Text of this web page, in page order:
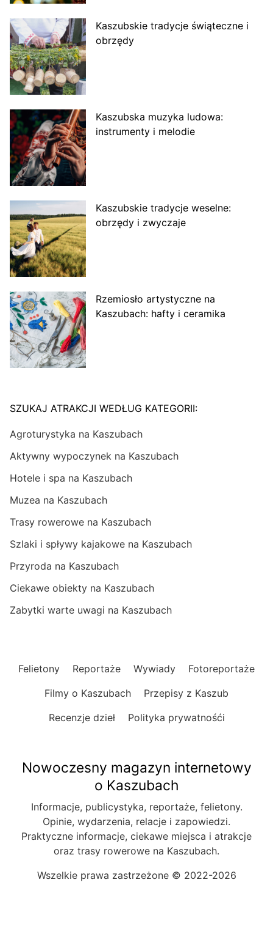
Kaszubskie tradycje świąteczne i
obrzędy
Kaszubska muzyka ludowa:
instrumenty i melodie
Kaszubskie tradycje weselne:
obrzędy i zwyczaje
Rzemiosło artystyczne na
Kaszubach: hafty i ceramika
SZUKAJ ATRAKCJI WEDŁUG KATEGORII:
Agroturystyka na Kaszubach
Aktywny wypoczynek na Kaszubach
Hotele i spa na Kaszubach
Muzea na Kaszubach
Trasy rowerowe na Kaszubach
Szlaki i spływy kajakowe na Kaszubach
Przyroda na Kaszubach
Ciekawe obiekty na Kaszubach
Zabytki warte uwagi na Kaszubach
Felietony Reportaże Wywiady
Fotoreportaże
Filmy o Kaszubach
Przepisy z Kaszub
Recenzje dzieł
Polityka prywatnośći
Nowoczesny magazyn internetowy
o Kaszubach
Informacje, publicystyka, reportaże, felietony.
Opinie, wydarzenia, relacje i zapowiedzi.
Praktyczne informacje, ciekawe miejsca i atrakcje
oraz trasy rowerowe na Kaszubach.
Wszelkie prawa zastrzeżone © 2022-2026